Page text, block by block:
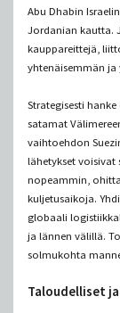
Abu Dhabin
Jordanian kautta.
kauppareittejä,
yhtenäisemmän ja
Strategisesti
satamat
vaihtoehdon
lähetykset
nopeammin,
kuljetusaikoja.
globaali
ja lännen välillä.
solmukohta
Taloudelliset